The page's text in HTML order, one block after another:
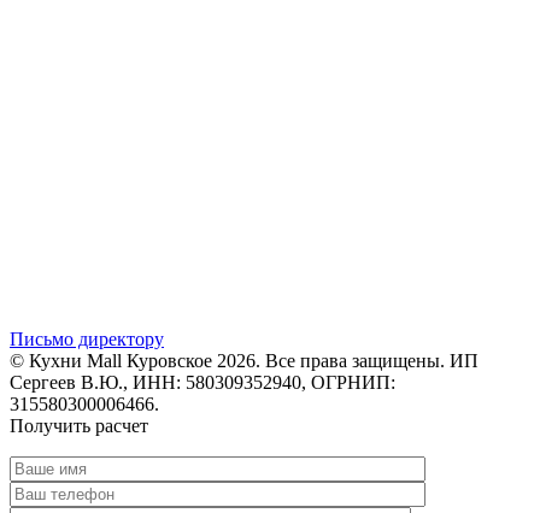
Письмо директору
© Кухни Mall Куровское 2026. Все права защищены. ИП
Сергеев В.Ю., ИНН: 580309352940, ОГРНИП:
315580300006466.
Получить расчет